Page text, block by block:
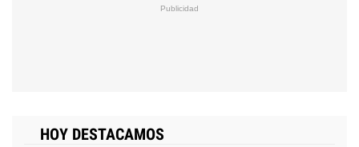
HOY DESTACAMOS